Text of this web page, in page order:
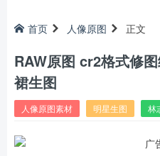
首页 人像原图 正文
RAW原图 cr2格式修
裙生图
人像原图素材 明星生图 林